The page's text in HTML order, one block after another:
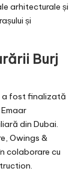
arhitecturale și
și
Burj
a fost finalizată
din Dubai.
Owings &
colaborare cu